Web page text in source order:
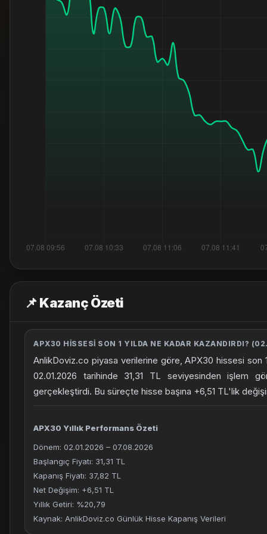
📌 Kazanç Özeti
APX30 HISSESI SON 1 YILDA NE KADAR KAZANDIRDI?
AnlikDoviz.co piyasa verilerine göre, APX30 hissesi son 1
02.01.2026 tarihinde 31,31 TL seviyesinden işlem
gerçekleştirdi. Bu süreçte hisse başına +6,51 TL'lik
APX30 Yıllık Performans Özeti
Dönem: 02.01.2026 – 07.08.2026
Başlangıç Fiyatı: 31,31 TL
Kapanış Fiyatı: 37,82 TL
Net Değişim: +6,51 TL
Yıllık Getiri: %20,79
Kaynak: AnlikDoviz.co Günlük Hisse Kapanış Verileri